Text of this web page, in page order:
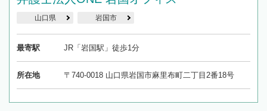
山口県 岩国市
最寄駅 JR「岩国駅」徒歩1分
所在地 〒740-0018 山口県岩国市麻里布町二丁目2番18号